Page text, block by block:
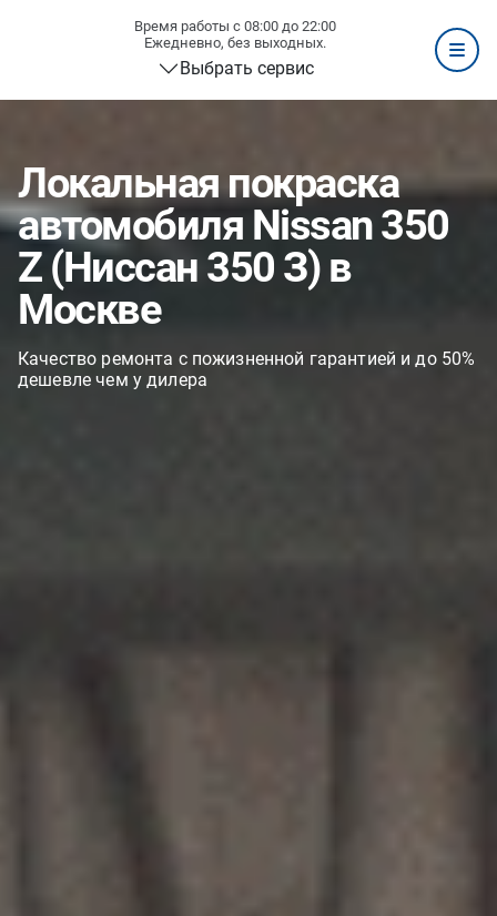
Время работы с 08:00 до 22:00
Ежедневно, без выходных.
Выбрать сервис
Локальная покраска
автомобиля Nissan 350
Z (Ниссан 350 З) в
Москве
Качество ремонта с пожизненной гарантией и до 50%
дешевле чем у дилера